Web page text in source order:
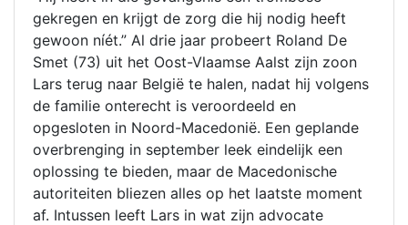
gekregen en krijgt de zorg die hij nodig heeft
gewoon níét.” Al drie jaar probeert Roland De
Smet (73) uit het Oost-Vlaamse Aalst zijn zoon
Lars terug naar België te halen, nadat hij volgens
de familie onterecht is veroordeeld en
opgesloten in Noord-Macedonië. Een geplande
overbrenging in september leek eindelijk een
oplossing te bieden, maar de Macedonische
autoriteiten bliezen alles op het laatste moment
af. Intussen leeft Lars in wat zijn advocate